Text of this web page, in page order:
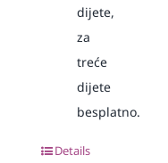
dijete,
za
treće
dijete
besplatno.
Details